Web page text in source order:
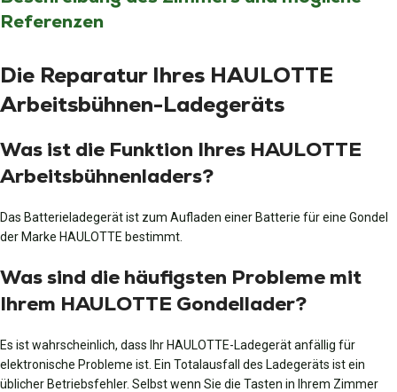
Referenzen
Die Reparatur Ihres HAULOTTE
Arbeitsbühnen-Ladegeräts
Was ist die Funktion Ihres HAULOTTE
Arbeitsbühnenladers?
Das Batterieladegerät ist zum Aufladen einer Batterie für eine Gondel
der Marke HAULOTTE bestimmt.
Was sind die häufigsten Probleme mit
Ihrem HAULOTTE Gondellader?
Es ist wahrscheinlich, dass Ihr HAULOTTE-Ladegerät anfällig für
elektronische Probleme ist. Ein Totalausfall des Ladegeräts ist ein
üblicher Betriebsfehler. Selbst wenn Sie die Tasten in Ihrem Zimmer